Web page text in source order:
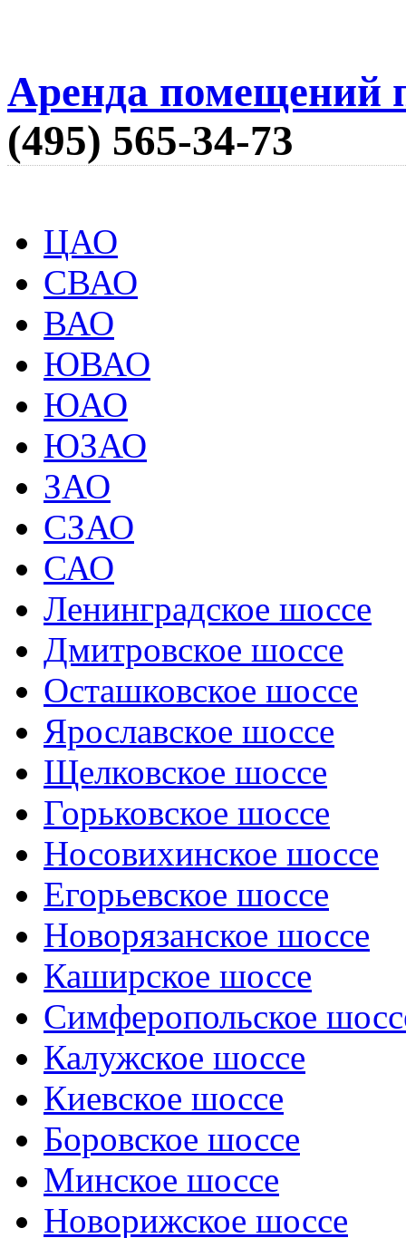
Аренда помещений
(495) 565-34-73
ЦАО
СВАО
ВАО
ЮВАО
ЮАО
ЮЗАО
ЗАО
СЗАО
САО
Ленинградское шоссе
Дмитровское шоссе
Осташковское шоссе
Ярославское шоссе
Щелковское шоссе
Горьковское шоссе
Носовихинское шоссе
Егорьевское шоссе
Новорязанское шоссе
Каширское шоссе
Симферопольское
Калужское шоссе
Киевское шоссе
Боровское шоссе
Минское шоссе
Новорижское шоссе